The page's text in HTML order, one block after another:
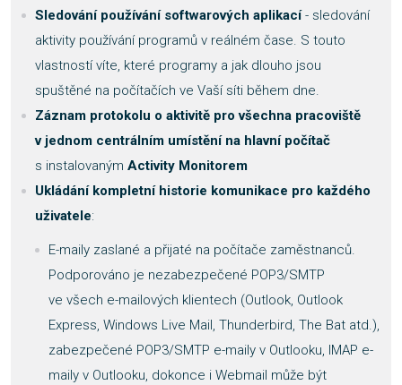
Sledování používání softwarových aplikací- sledování
aktivity používání programů v reálném čase. S touto
vlastností víte, které programy a jak dlouho jsou
spuštěné na počítačích ve Vaší síti během dne.
Záznam protokolu o aktivitě pro všechna pracoviště
v jednom centrálním umístění na hlavní počítač
s instalovaným Activity Monitorem
Ukládání kompletní historie komunikace pro každého
uživatele:
E-maily zaslané a přijaté na počítače zaměstnanců.
Podporováno je nezabezpečené POP3/SMTP
ve všech e-mailových klientech (Outlook, Outlook
Express, Windows Live Mail, Thunderbird, The Bat atd.),
zabezpečené POP3/SMTP e-maily v Outlooku, IMAP e-
maily v Outlooku, dokonce i Webmail může být